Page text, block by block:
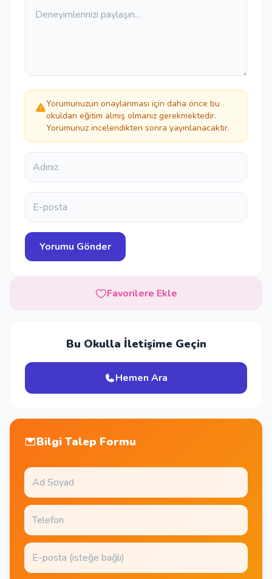
Yorumunuzun onaylanması için daha önce bu
okuldan eğitim almış olmanız gerekmektedir.
Yorumunuz incelendikten sonra yayınlanacaktır.
Favorilere Ekle
Bu Okulla İletişime Geçin
Hemen Ara
Bilgi Talep Formu